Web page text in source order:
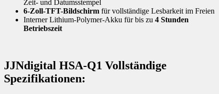
Zeit- und Datumsstempel
6-Zoll-TFT-Bildschirm für vollständige Lesbarkeit im Freien
Interner Lithium-Polymer-Akku für bis zu 4 Stunden
Betriebszeit
JJNdigital HSA-Q1 Vollständige
Spezifikationen: